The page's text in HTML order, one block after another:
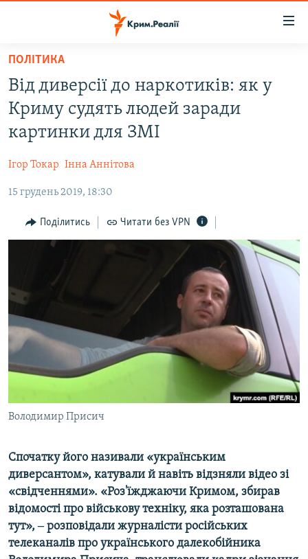
Перейти
основного
матеріалу
Перейти
до
основної
навігації
Перейти
пошуку
ВОДА.КРИМ
ВІДЕО ТА ФОТО
БЛОГИ
ПОГЛЯД
ІНТЕРВ'Ю
ВСЕ ЗА ДЕНЬ
ДЕПОРТАЦІЯ
ВІДЕОУРОКИ «ELIFBE»
СВІДЧЕННЯ ОКУПАЦІЇ
УКРАЇНСЬКА ПРОБЛЕМА КРИМУ
ЯК ОБІЙТИ БЛОКУВАННЯ
Русский
Qırımtatar
Усі сайти RFE/RL
ПОЛІТИКА
Від диверсії до наркотиків: як у
Криму судять людей заради
картинки для ЗМІ
Ігор Токар Інна Аннітова
15 грудень 2019, 18:30
Поділитись Читати без VPN
Володимир Присич
Спочатку його називали «українським
диверсантом», катували й навіть відзняли відео зі
«свідченнями». «Роз'їжджаючи Кримом, збирав
відомості про військову техніку, яка розташована
тут», ‒ розповідали журналісти російських
телеканалів про українського далекобійника